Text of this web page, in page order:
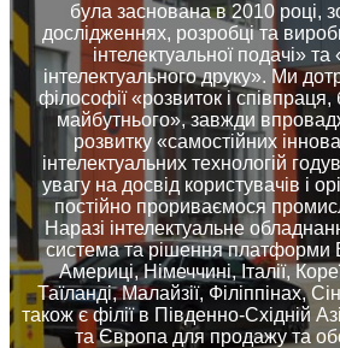
була заснована в 2010 році,
дослідженнях, розробці та
інтелектуальної подачі»
інтелектуального друку». Ми
філософії «розвиток і
майбутнього», завжди
розвитку «самостійних
інтелектуальних технологій
увагу на досвід користувачів і
постійно прориваємося
Наразі інтелектуальне
система та рішення платформи
Америці, Німеччині, Італії,
Таїланді, Малайзії, Філіппінах,
також є філії в Південно-Східній
та Європа для продажу та